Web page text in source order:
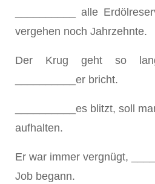
__________ alle
vergehen noch Jahrzehnte.
Der Krug geht so
__________er bricht.
__________es blitzt, soll
aufhalten.
Er war immer vergnügt,
Job begann.